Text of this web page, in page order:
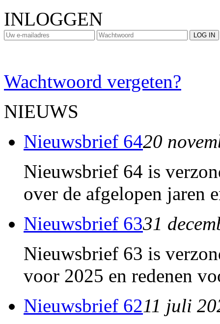
INLOGGEN
Wachtwoord vergeten?
NIEUWS
Nieuwsbrief 6420
Nieuwsbrief 64 is
over de afgelopen jaren
Nieuwsbrief 6331
Nieuwsbrief 63 is
voor 2025 en redenen
Nieuwsbrief 6211 juli